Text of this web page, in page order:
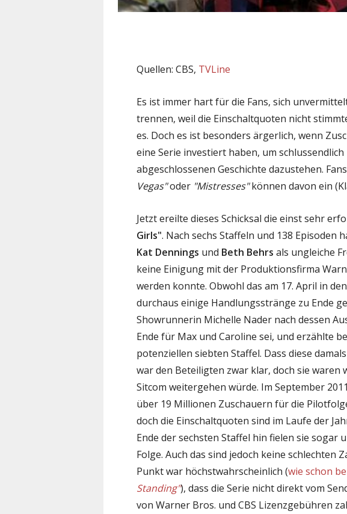
Quellen: CBS, TVLine
Es ist immer hart für die Fans, sich
trennen, weil die Einschaltquoten nicht
es. Doch es ist besonders ärgerlich, wenn
eine Serie investiert haben, um
abgeschlossenen Geschichte dazustehen.
Vegas"oder "Mistresses"können davon ein
Jetzt ereilte dieses Schicksal die einst sehr
Girls". Nach sechs Staffeln und 138 Episoden
Kat Dennings und Beth Behrs als ungleiche
keine Einigung mit der Produktionsfirma
werden konnte. Obwohl das am 17. April in
durchaus einige Handlungsstränge zu Ende
Showrunnerin Michelle Nader nach dessen
Ende für Max und Caroline sei, und erzählte
potenziellen siebten Staffel. Dass diese
war den Beteiligten zwar klar, doch sie waren
Sitcom weitergehen würde. Im September
über 19 Millionen Zuschauern für die
doch die Einschaltquoten sind im Laufe der
Ende der sechsten Staffel hin fielen sie sogar
Folge. Auch das sind jedoch keine schlechten
Punkt war höchstwahrscheinlich (wie schon
Standing"), dass die Serie nicht direkt vom
von Warner Bros. und CBS Lizenzgebühren